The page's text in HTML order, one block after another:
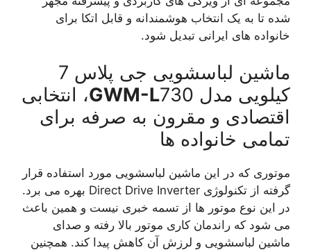
شده تا به یک انتخاب هوشمندانه و قابل اتکا برای
خانواده های ایرانی تبدیل شود.
ماشین لباسشویی جی پلاس 7
کیلویی مدل
GWM-L730، انتخابی
اقتصادی و مقرون به صرفه برای
تمامی خانواده ها
موتوری که در این ماشین لباسشویی مورد استفاده قرار
گرفته از تکنولوژی Direct Drive Inverter بهره می برد.
در این نوع موتور ها از تسمه خبری نیست و همین باعث
می شود که راندمان کاری موتور بالا رفته و صدای
ماشین لباسشویی و لرزش آن کاهش پیدا کند. همچنین